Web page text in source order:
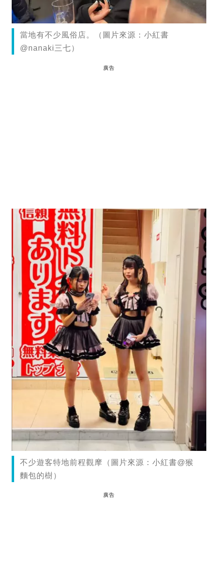
當地有不少風俗店。（圖片來源：小紅書
@nanaki三七）
廣告
不少遊客特地前程觀摩（圖片來源：小紅書@猴
麵包的樹）
廣告